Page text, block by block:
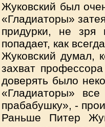
Жуковский был
«Гладиаторы»
придурки, не
попадает, как
Жуковский думал,
захват
доверять было
«Гладиаторы»
прабабушку», -
Раньше Питер